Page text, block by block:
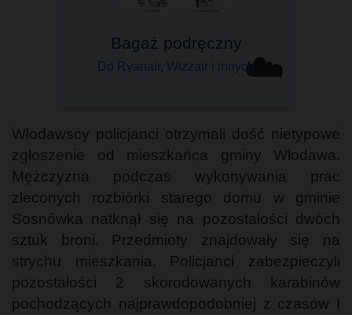
☁️
Bagaż podręczny
Do Ryanair, Wizzair i innych
Włodawscy policjanci otrzymali dość nietypowe
zgłoszenie od mieszkańca gminy Włodawa.
Mężczyzna podczas wykonywania prac
zleconych rozbiórki starego domu w gminie
Sosnówka natknął się na pozostałości dwóch
sztuk broni. Przedmioty znajdowały się na
strychu mieszkania. Policjanci zabezpieczyli
pozostałości 2 skorodowanych karabinów
pochodzących najprawdopodobniej z czasów I